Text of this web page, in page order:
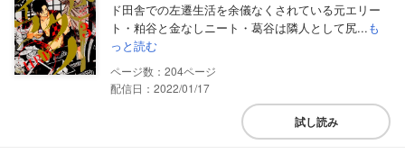
ド田舎での左遷生活を余儀なくされている元エリー
ト・粕谷と金なしニート・葛谷は隣人として尻...も
っと読む
204
配信日：2022/01/17
試し読み